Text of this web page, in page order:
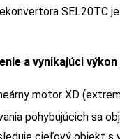
SEL20TC
a vynikajúci
motor XD
pohybujúcich sa